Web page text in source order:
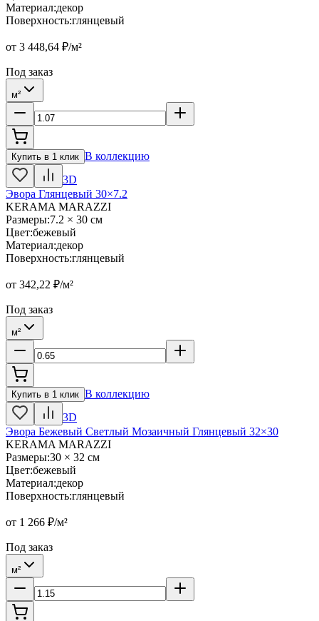
Материал:декор
Поверхность:глянцевый
от 3 448,64 ₽/м²
Под заказ
м²
Купить в 1 клик В коллекцию
3D
Эвора Глянцевый 30×7.2
KERAMA MARAZZI
Размеры:7.2 × 30 см
Цвет:бежевый
Материал:декор
Поверхность:глянцевый
от 342,22 ₽/м²
Под заказ
м²
Купить в 1 клик В коллекцию
3D
Эвора Бежевый Светлый Мозаичный Глянцевый 32×30
KERAMA MARAZZI
Размеры:30 × 32 см
Цвет:бежевый
Материал:декор
Поверхность:глянцевый
от 1 266 ₽/м²
Под заказ
м²